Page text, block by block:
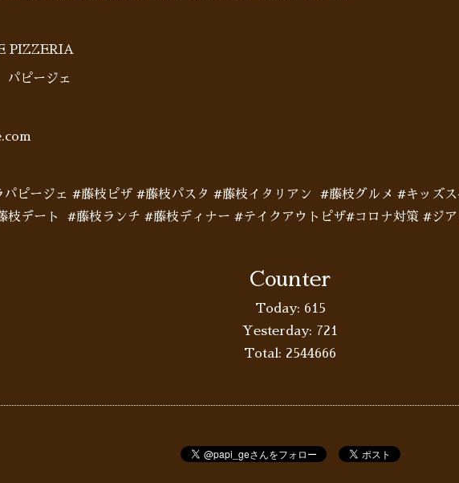
PIZZERIA
ピージェ
ピージェ #藤枝ピザ #藤枝パスタ #藤枝イタリアン #藤枝グルメ #キッズ
枝デート #藤枝ランチ #藤枝ディナー #テイクアウトピザ#コロナ対策 #ジ
Counter
Today: 615
Yesterday: 721
Total: 2544666